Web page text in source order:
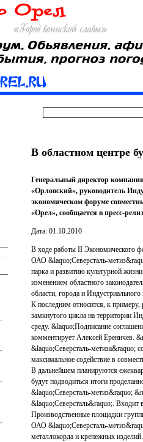
В областном центре
Генеральный директор
«Орловский», руководитель
экономическом форуме
«Орел», сообщается в пресс-
Дата: 01.10.2010
В ходе работы II Экономического
ОАО &laquo;Северсталь-
парка и развитию культурной
изменением областного
области, города и
К последним относится, к примеру,
замкнутого цикла на территории
среду. &laquo;Подписание
комментирует Алексей Ереничев.
&laquo;Северсталь-метиза&raquo;
максимальное содействие в
В дальнейшем планируются
будут подводиться итоги
&laquo;Северсталь-метиз&raquo;
&laquo;Северсталь&raquo;. Входит
Производственные площадки
ОАО &laquo;Северсталь-
металлокорда и крепежных